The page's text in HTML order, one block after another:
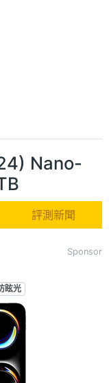
Nano-
評測新聞
Sponsor
眩光